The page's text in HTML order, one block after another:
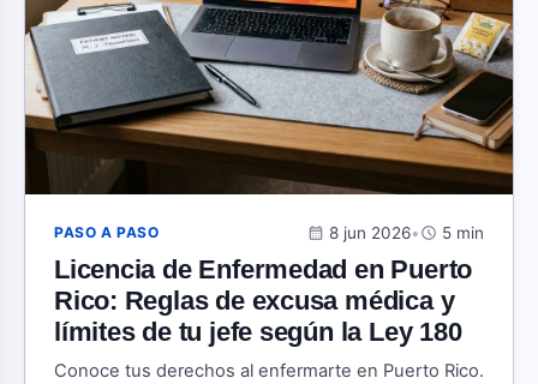
PASO A PASO calendar_month 8 jun 2026•schedule 5 min
Licencia de Enfermedad en Puerto
Rico: Reglas de excusa médica y
límites de tu jefe según la Ley 180
Conoce tus derechos al enfermarte en Puerto Rico.